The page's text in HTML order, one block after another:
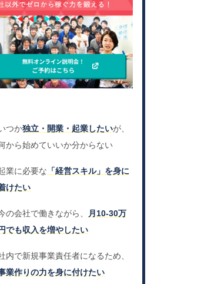
つか独立・開業・起業したいが、
から始めていいか分からない
業に必要な 「経営スキル」を身に
けたい
の会社で働きながら、
月10-30万
円でも収入を増やしたい
内で新規事業責任者になるため、
業作りの力を身に付けたい